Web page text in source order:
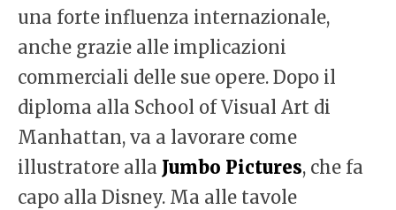
una forte influenza internazionale,
anche grazie alle implicazioni
commerciali delle sue opere. Dopo il
diploma alla School of Visual Art di
Manhattan, va a lavorare come
illustratore alla Jumbo Pictures, che fa
capo alla Disney. Ma alle tavole